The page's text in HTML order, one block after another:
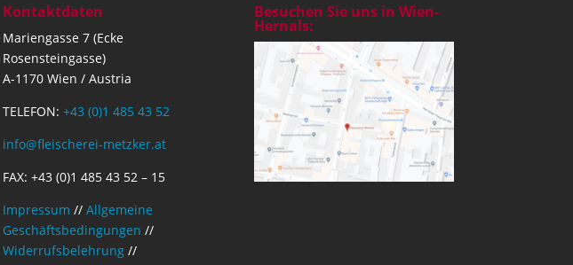
Kontaktdaten
Mariengasse 7 (Ecke
Rosensteingasse)
A-1170 Wien / Austria
TELEFON: +43 (0)1 485 43 52
info@fleischerei-metzker.at
FAX: +43 (0)1 485 43 52 – 15
Impressum // Allgemeine
Geschäftsbedingungen //
Widerrufsbelehrung//
Besuchen Sie uns in Wien-
Hernals: